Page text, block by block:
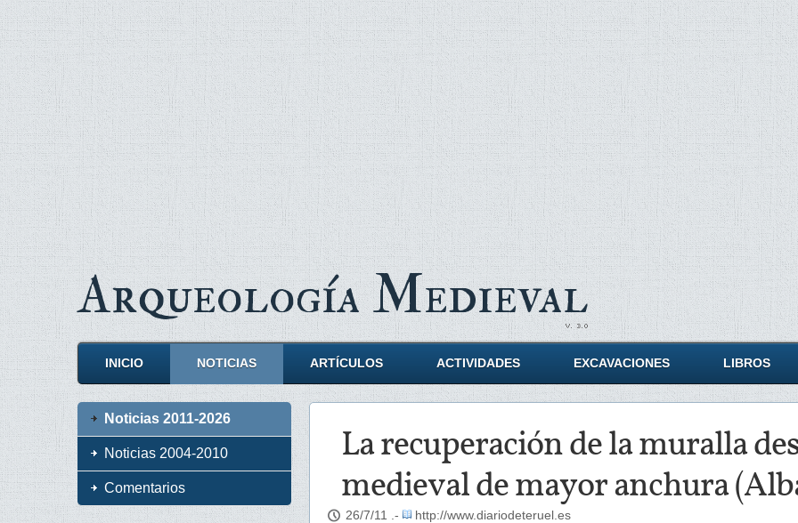
ArqueologíaMedieval
INICIO NOTICIAS ARTÍCULOS ACTIVIDADES EXCAVACIONES LIBROS
La recuperación de la muralla
medieval de mayor anchura
26/7/11 .- http://www.diariodeteruel.es
Noticias 2011-2026
Noticias 2004-2010
Comentarios